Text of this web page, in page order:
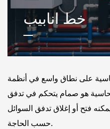
خط انابيب
على نطاق واسع في أنظمة
هو صمام يتحكم في تدفق
فتح أو إغلاق تدفق السوائل
حسب الحاجة.